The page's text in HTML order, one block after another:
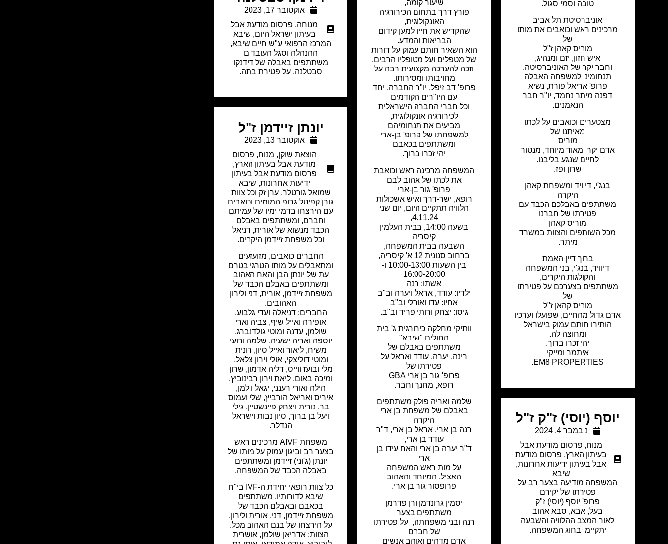
טובה וסמי סגול.
אוניברסיטת תל אביב
מרכינים ראש וכואבים את מותו
של
מוריס קאהן ז"ל
איש חזון, יזם ומנהיג,
וחבר יקר של האוניברסיטה.
תנחומינו למשפחה האבלה
פרופ' אריאל פורת, נשיא
דפנה מיתר נחמד, יו"ר חבר
הנאמנים.
מצטערים וכואבים על לכתו
מאיתנו של
מוריס
אדם יקר ומאוד מיוחד, מנטור
לחיים שנגע בליבנו.
שרון ופז.
בנג'י, דיוויד ומשפחת קאהן
היקרה
משתתפים באבלכם הכבד עם
פטירתו של חברנו
מוריס קאהן
מכל השותפים והצוות במשרד
מיתר.
ברוך דיין האמת
דיוויד, בנג'י, בני המשפחה
והקולגות היקרים,
משתתפים בצערכם על פטירתו
של
מוריס קהאן ז"ל
אדם גדול מהחיים, שפועלו וערכיו
הותירו חותם עמוק בישראל
ומחוצה לה.
יהי זכרו ברוך.
איתמר ומייקי
EM8 PROPERTIES.
יוסף (יוסי) ז"ק ז"ל
נובמבר 4, 2024
מנוח, פרסום מודעת אבל
בעיתון הארץ, פרסום מודעת
אבל בעיתון ידיעות אחרונות,
שיבא
המשפחה מודיעה בצער רב על
פטירתו של יקירם
פרופ' יוסף (יוסי) ז"ק
בעל, אבא, סבא אהוב
לאור המצב ההלוויה והשבעה
יתקיימו בחוג המשפחה.
שיעור קומה,
פורץ דרך בתחום הכירורגיה
האונקולוגית,
שהקדיש את חייו למען קידום
הבריאות והמדע.
הוא השאיר חותם עמוק על דורות
של מטפלים ועל מטופליו הרבים,
וזכה להערכה מקצועית רבה על
מחויבותו ומסירותו.
פרופ' דב זיפל, יו"ר החברה, יחד
עם היו"רים הקודמים
וכל חברי החברה הישראלית
לכירורגיה אונקולוגית,
מביעים את תנחומיהם
למשפחתו של פרופ' בן-ארי
ומשתתפים בכאבם
יהי זכרו ברוך.
המשפחה מרכינה ראש וכואבת
את לכתו של אהוב לבם
פרופ' גור בן-ארי
רופא, ישר-דרך ואיש אשכולות
הלוויה תתקיים היום, יום שני
4.11.24,
בשעה 14:00, בבית העלמין
קיסריה
השבעה בבית המשפחה,
ברחוב סנונית 12 א' קיסריה,
בין השעות 10:00-13:00 ו-
16:00-20:00
אשתו: רנה
ילדיו: עודד, אראל ויערה וב"ב
אחיו: עדו ואורלי וב"ב
גיסו: יצחק ורותי פריד וב"ב.
וותיקי מחלקה כירורגית ג' בית
החולים "שיבא"
משתתפים באבלם של
רינה, יערה, עודד ואראל על
פטירתו של
פרופ' גור בן ארי GBA
רופא, מחנך וחבר.
שלמה ואריה פולק משתתפים
באבלם של משפחת בן ארי
היקרה
רנה בן ארי, אראל בן ארי, ד"ר
עודד בן ארי,
ד"ר יערה בן ארי והאח עידו בן
ארי
על מות ראש המשפחה
האציל, המיוחד והאהוב
פרופסור גור בן ארי.
יסמין גרונדמן ורן פדרמן
משתתפים בצער
רנה ובני משפחתה, על פטירתו
של חברם
אדם מדהים ואוהב אנשים
אוקטובר 17, 2023
מנוחה, פרסום מודעת אבל
בעיתון ישראל היום, שיבא
המרכז הרפואי ע"ש חיים שיבא,
ההנהלה וסגל העובדים
משתתפים באבלה של דידנקו
סבטלנה, על פטירת בתה.
יונתן זיידמן ז"ל
אוקטובר 13, 2023
הוצאת שוקן, מנוח, פרסום
מודעת אבל בעיתון הארץ,
פרסום מודעת אבל בעיתון
ידיעות אחרונות, שיבא
שמואל גורטלר, ערן זק וכל צוות
גורן קפיטל גרופ המומים וכואבים
עם הירצחו בדמי ימיו של עמיתם
וחברם, ומשתתפים באבלם
הכבד מנשוא של אורית, דניאל
וכל משפחת זיידמן היקרים.
החברים כואבים, מזועזעים
ומתאבלים על מותו הטרגי בטרם
עת של יונתן הבן והאח האהוב
ומשתתפים באבלם הכבד של
משפחת זיידמן, אורית, דני ולירון
האהובים.
החברים: דניאלה ועדי גלבוע,
אופירה ואייל שיף, צביה וארי
שולמן, עדנה ומוטי גולדנברג,
יוספה ואריה ישעיה, שלמה ורועי
משיח, ליאור ואייל סיון, רונית
ומוטי דוליצקי, אולי וירון צלאל,
מלי ובועז ווייס, דליה אדמון, שרון
ומיכה באום, ליאת וירון רבינוביץ,
הילה ואורי רענני, יגאל וולמן,
איריס ואריאל הורביץ, שלי ועמוס
בר, נורית ויצחק פיינשטיין, גילי
ויעל בן ברוך, סיון נבות וישראל
הנדלר.
משפחת AIVF מרכינים ראש
בצער רב וביגון עמוק על מותו של
יונתן (ג'וני) זיידמן ומשתתפים
באבלה הכבד של המשפחה.
כל צוות רופאי יחידת ה-IVF בי"ח
שיבא לדורותיו, משתתפים
בכאבם ובאבלם הכבד של
משפחת זיידמן, דני, אורית ולירון,
על הירצחו של בנם האהוב מכל.
הצוות: אדריאן שולמן, אושרית